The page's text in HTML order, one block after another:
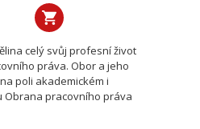
celý svůj profesní život
práva. Obor a jeho
poli akademickém i
Obrana pracovního práva